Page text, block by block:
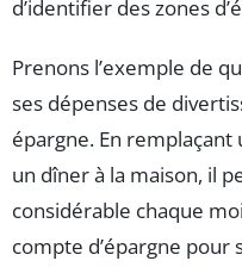
d’identifier des zones
Prenons l’exemple de
ses dépenses de
épargne. En
un dîner à la maison, il
considérable chaque
compte d’épargne pour